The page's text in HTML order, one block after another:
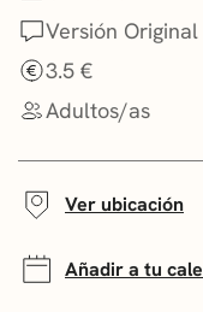
Versión
3.5 €
Adultos/as
Ver ubicación
Añadir a tu